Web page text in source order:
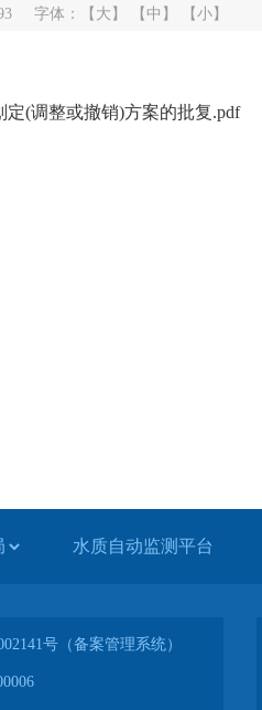
字体： 【大】 【中】 【小】
(调整或撤销)方案的批复.pdf
水质自动监测平台
号（备案管理系统）